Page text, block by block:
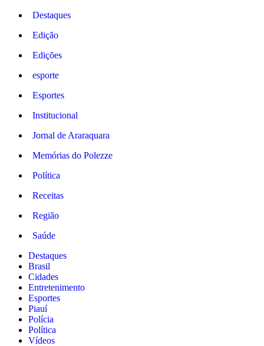
Destaques
Edição
Edições
esporte
Esportes
Institucional
Jornal de Araraquara
Memórias do Polezze
Política
Receitas
Região
Saúde
Destaques
Brasil
Cidades
Entretenimento
Esportes
Piauí
Polícia
Política
Vídeos